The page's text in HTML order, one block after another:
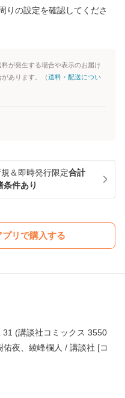
りの設定を確認してくださ
が発生する場合や表示のお届け
あります。（送料・配送につい
＆即時発行限定合計
件あり
リで購入する
(講談社コミックス 3550
夜、綾峰欄人 / 講談社 [コ